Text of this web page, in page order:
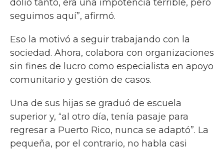
dolió tanto, era una impotencia terrible, pero
seguimos aquí”, afirmó.
Eso la motivó a seguir trabajando con la
sociedad. Ahora, colabora con organizaciones
sin fines de lucro como especialista en apoyo
comunitario y gestión de casos.
Una de sus hijas se graduó de escuela
superior y, “al otro día, tenía pasaje para
regresar a Puerto Rico, nunca se adaptó”. La
pequeña, por el contrario, no habla casi